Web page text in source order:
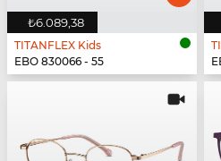
₺6.089,38
TITANFLEX Kids
EBO 830066 - 55